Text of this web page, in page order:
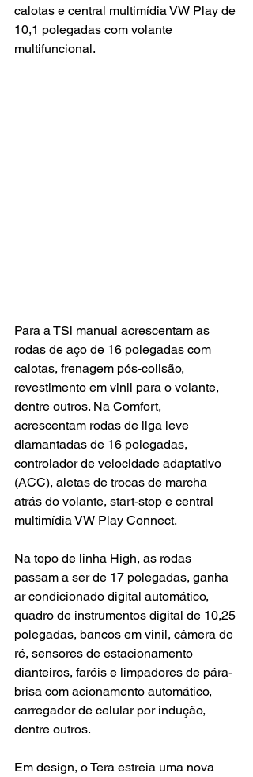
calotas e central multimídia VW Play de
10,1 polegadas com volante
multifuncional.
Para a TSi manual acrescentam as
rodas de aço de 16 polegadas com
calotas, frenagem pós-colisão,
revestimento em vinil para o volante,
dentre outros. Na Comfort,
acrescentam rodas de liga leve
diamantadas de 16 polegadas,
controlador de velocidade adaptativo
(ACC), aletas de trocas de marcha
atrás do volante, start-stop e central
multimídia VW Play Connect.
Na topo de linha High, as rodas
passam a ser de 17 polegadas, ganha
ar condicionado digital automático,
quadro de instrumentos digital de 10,25
polegadas, bancos em vinil, câmera de
ré, sensores de estacionamento
dianteiros, faróis e limpadores de pára-
brisa com acionamento automático,
carregador de celular por indução,
dentre outros.
Em design, o Tera estreia uma nova